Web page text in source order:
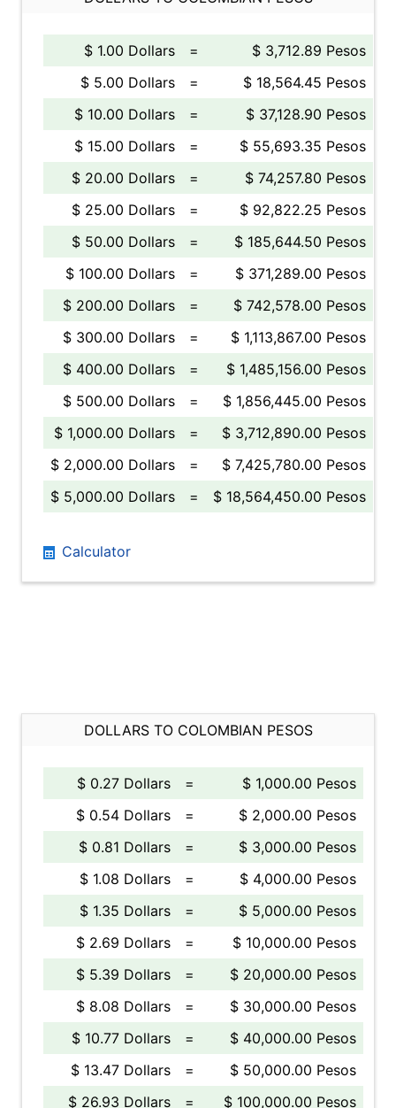
$ 1.00 Dollars =
$ 3,712.89 Pesos
$ 5.00 Dollars
=
$ 18,564.45 Pesos
$ 10.00 Dollars
=
$ 37,128.90 Pesos
$ 15.00 Dollars
=
$ 55,693.35 Pesos
$ 20.00 Dollars
=
$ 74,257.80 Pesos
$ 25.00 Dollars
=
$ 92,822.25 Pesos
$ 50.00 Dollars
=
$ 185,644.50 Pesos
$ 100.00 Dollars
=
$ 371,289.00 Pesos
$ 200.00 Dollars
=
$ 742,578.00 Pesos
$ 300.00 Dollars
=
$ 1,113,867.00 Pesos
$ 400.00 Dollars
=
$ 1,485,156.00 Pesos
$ 500.00 Dollars
=
$ 1,856,445.00 Pesos
$ 1,000.00 Dollars
=
$ 3,712,890.00 Pesos
$ 2,000.00 Dollars
=
$ 7,425,780.00 Pesos
$ 5,000.00 Dollars
= $ 18,564,450.00 Pesos
Calculator
DOLLARS TO COLOMBIAN PESOS
$ 0.27 Dollars =
$ 1,000.00 Pesos
$ 0.54 Dollars
=
$ 2,000.00 Pesos
$ 0.81 Dollars
=
$ 3,000.00 Pesos
$ 1.08 Dollars
=
$ 4,000.00 Pesos
$ 1.35 Dollars
=
$ 5,000.00 Pesos
$ 2.69 Dollars
=
$ 10,000.00 Pesos
$ 5.39 Dollars
=
$ 20,000.00 Pesos
$ 8.08 Dollars
=
$ 30,000.00 Pesos
$ 10.77 Dollars
=
$ 40,000.00 Pesos
$ 13.47 Dollars
=
$ 50,000.00 Pesos
$ 26.93 Dollars
= $ 100,000.00 Pesos